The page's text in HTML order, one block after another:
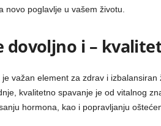
novo poglavlje u vašem životu.
dovoljno i –
važan element za zdrav i
kvalitetno spavanje je od vitalnog
hormona, kao i popravljanju